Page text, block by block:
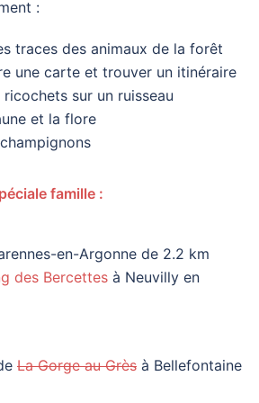
:
traces des animaux de la forêt
une carte et trouver un itinéraire
ricochets sur un ruisseau
et la flore
famille :
en-Argonne de 2.2 km
des Bercettes à Neuvilly en
La Gorge au Grès à Bellefontaine